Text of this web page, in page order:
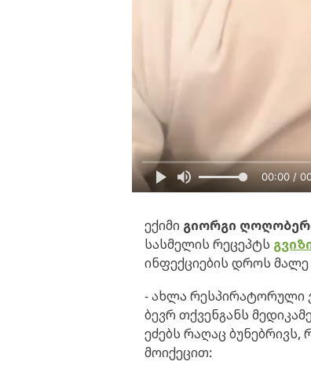
00:00 /
ექიმი გიორგი
სასმელის რეცეპტს
ინფექციების დროს
- ახლა რესპირატორული
ბევრ თქვენგანს
ეძებს რაღაც
მოიქეცით: